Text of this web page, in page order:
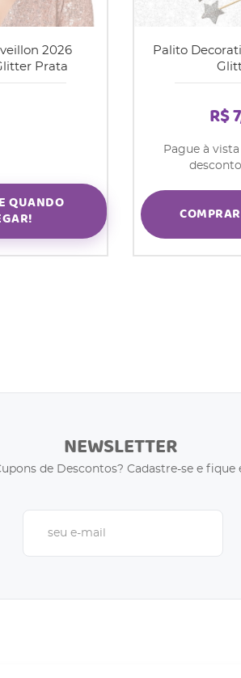
2026
Prata
QUANDO
Palito
R$
Pague à
desconto
NEWSLETTER
de Descontos? Cadastre-se e